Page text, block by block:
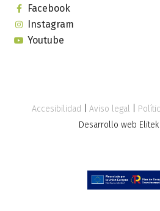
Facebook
Instagram
Youtube
Accesibilidad Aviso legal
Desarrollo web